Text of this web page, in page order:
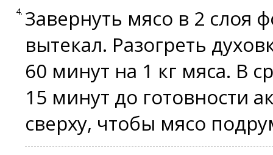
Завернуть мясо в 2 слоя
вытекал. Разогреть
60 минут на 1 кг мяса. В
15 минут до готовности
сверху, чтобы мясо